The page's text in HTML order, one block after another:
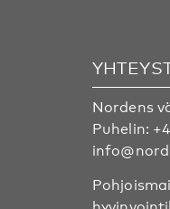
Nordens
Puhelin: